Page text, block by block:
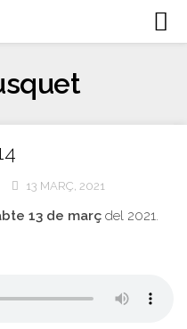
13 MARÇ, 2021
13 de març del 2021.